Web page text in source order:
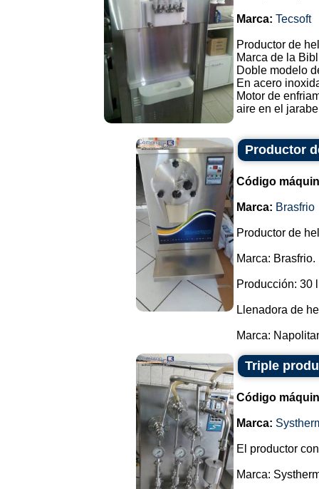
Marca: Tecsoft
Productor de
Marca de la
Doble modelo
En acero
Motor de
aire en el
Productor
Código
Marca: Brasfrio
Productor de
Marca: Brasfrio.
Producción: 30
Llenadora de
Marca:
Triple
Código
Marca:
El productor
Marca: